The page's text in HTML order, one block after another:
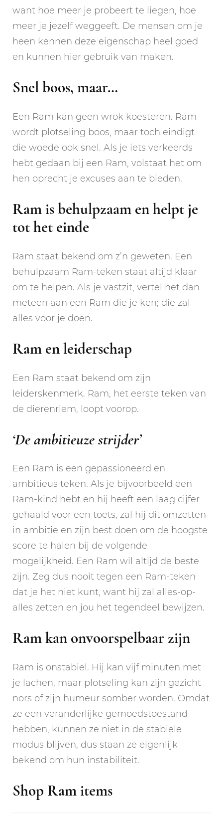
want hoe meer je probeert te liegen, hoe
meer je jezelf weggeeft. De mensen om je
heen kennen deze eigenschap heel goed
en kunnen hier gebruik van maken.
Snel boos, maar…
Een Ram kan geen wrok koesteren. Ram
wordt plotseling boos, maar toch eindigt
die woede ook snel. Als je iets verkeerds
hebt gedaan bij een Ram, volstaat het om
hen oprecht je excuses aan te bieden.
Ram is behulpzaam en helpt je
tot het einde
Ram staat bekend om z’n geweten. Een
behulpzaam Ram-teken staat altijd klaar
om te helpen. Als je vastzit, vertel het dan
meteen aan een Ram die je ken; die zal
alles voor je doen.
Ram en leiderschap
Een Ram staat bekend om zijn
leiderskenmerk. Ram, het eerste teken van
de dierenriem, loopt voorop.
‘De ambitieuze strijder’
Een Ram is een gepassioneerd en
ambitieus teken. Als je bijvoorbeeld een
Ram-kind hebt en hij heeft een laag cijfer
gehaald voor een toets, zal hij dit omzetten
in ambitie en zijn best doen om de hoogste
score te halen bij de volgende
mogelijkheid. Een Ram wil altijd de beste
zijn. Zeg dus nooit tegen een Ram-teken
dat je het niet kunt, want hij zal alles-op-
alles zetten en jou het tegendeel bewijzen.
Ram kan onvoorspelbaar zijn
Ram is onstabiel. Hij kan vijf minuten met
je lachen, maar plotseling kan zijn gezicht
nors of zijn humeur somber worden. Omdat
ze een veranderlijke gemoedstoestand
hebben, kunnen ze niet in de stabiele
modus blijven, dus staan ze eigenlijk
bekend om hun instabiliteit.
Shop Ram items